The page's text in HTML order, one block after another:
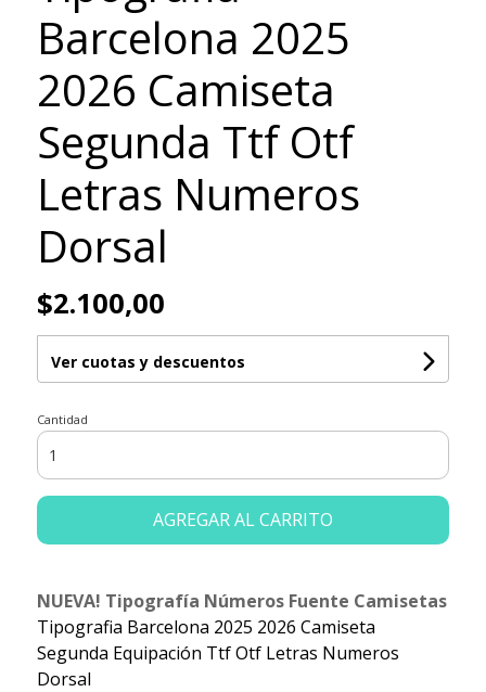
Barcelona 2025
2026 Camiseta
Segunda Ttf Otf
Letras Numeros
Dorsal
$2.100,00
Ver cuotas y descuentos
Cantidad
AGREGAR AL CARRITO
NUEVA! Tipografía Números Fuente Camisetas
Tipografia Barcelona 2025 2026 Camiseta
Segunda Equipación Ttf Otf Letras Numeros
Dorsal